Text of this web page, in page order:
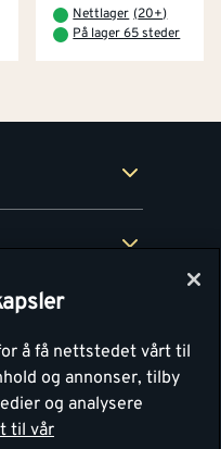
Nettlager (20+)
På lager 65 steder
å få nettstedet vårt til
og annonser, tilby
og analysere
til vår